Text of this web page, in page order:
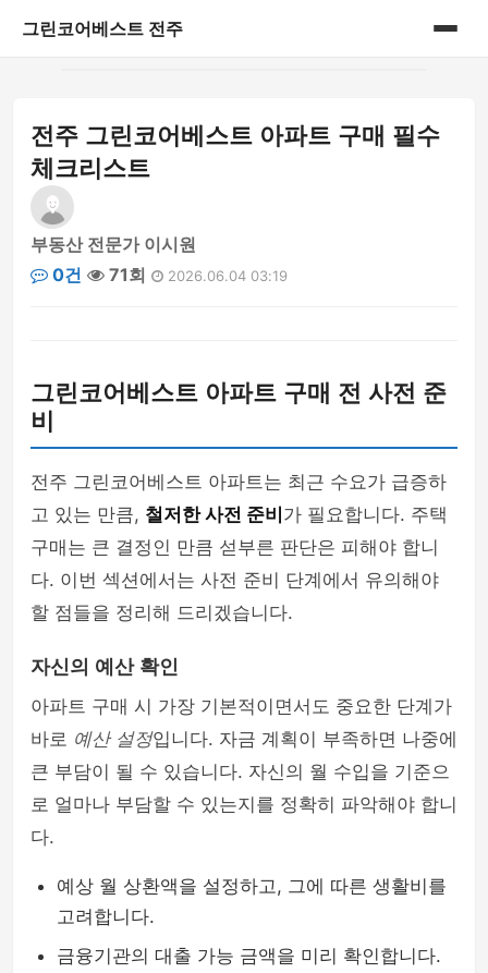
그린코어베스트 전주
게시판
전주 그린코어베스트 아파트 구매 필수
체크리스트
부동산 전문가 이시원
0건
71회 2026.06.04 03:19
그린코어베스트 아파트 구매 전 사전 준
비
전주 그린코어베스트 아파트는 최근 수요가 급증하
고 있는 만큼, 철저한 사전 준비 가 필요합니다. 주택
구매는 큰 결정인 만큼 섣부른 판단은 피해야 합니
다. 이번 섹션에서는 사전 준비 단계에서 유의해야
할 점들을 정리해 드리겠습니다.
자신의 예산 확인
아파트 구매 시 가장 기본적이면서도 중요한 단계가
바로 예산 설정입니다. 자금 계획이 부족하면 나중에
큰 부담이 될 수 있습니다. 자신의 월 수입을 기준으
로 얼마나 부담할 수 있는지를 정확히 파악해야 합니
다.
예상 월 상환액을 설정하고, 그에 따른 생활비를
고려합니다.
금융기관의 대출 가능 금액을 미리 확인합니다.